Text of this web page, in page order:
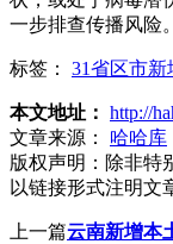
一步排查传播风险。
标签： 31省区市新
本文地址： http://
文章来源：
哈哈库
版权声明： 除非特
以链接形式注明文
上一篇云南新增本